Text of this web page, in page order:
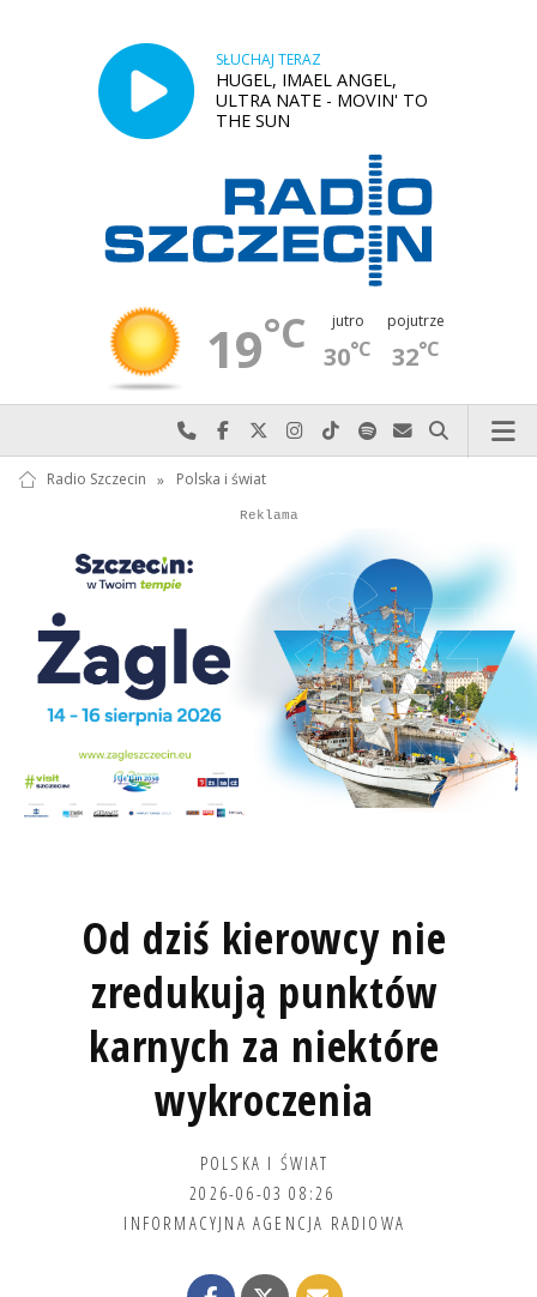
SŁUCHAJ TERAZ
HUGEL, IMAEL ANGEL,
ULTRA NATE - MOVIN' TO
THE SUN
19°C jutro
30°C
pojutrze
32°C
Najlepiej po prostu do nas zadzwoń
Odwiedź nas na Facebook-u
Odwiedź nas na X
Odwiedź nas na Instagram-ie
Odwiedź nas na TikTok-u
Szukaj nas na Spotify
Wyślij do nas
Szukaj
Radio Szczecin » Polska i świat
Autopromocja
Reklama
Autopromocja
Od dziś kierowcy nie
zredukują punktów
karnych za niektóre
wykroczenia
POLSKA I ŚWIAT
2026-06-03 08:26
INFORMACYJNA AGENCJA RADIOWA